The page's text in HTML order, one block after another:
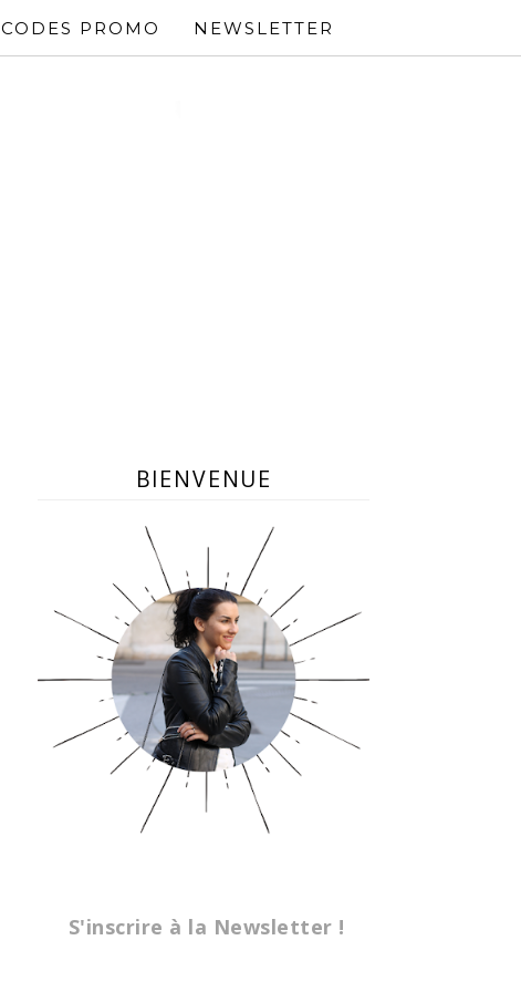
CODES PROMO NEWSLETTER
BIENVENUE
S'inscrire à la Newsletter !